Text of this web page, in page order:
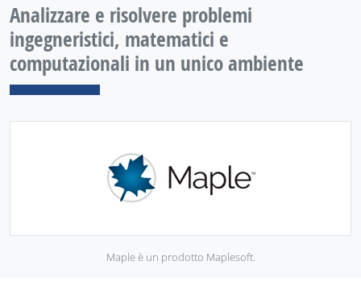
Analizzare e risolvere problemi
ingegneristici, matematici e
computazionali in un unico ambiente
Maple è un prodotto Maplesoft.